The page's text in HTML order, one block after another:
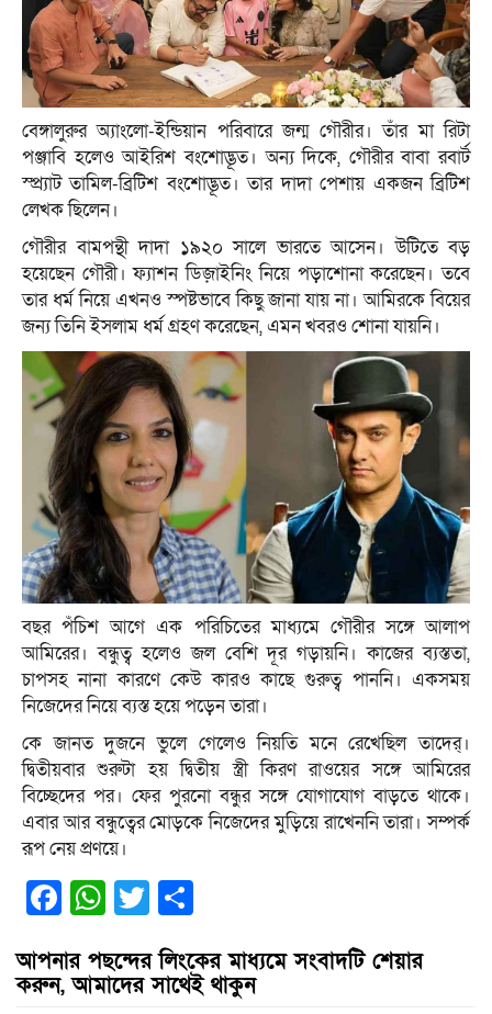
বেঙ্গালুরুর অ্যাংলো-ইন্ডিয়ান পরিবারে জন্ম গৌরীর। তাঁর মা রিটা
পঞ্জাবি হলেও আইরিশ বংশোদ্ভূত। অন্য দিকে, গৌরীর বাবা রবার্ট
স্প্র্যাট তামিল-ব্রিটিশ ব‌ংশোদ্ভূত। তার দাদা পেশায় একজন ব্রিটিশ
লেখক ছিলেন।
গৌরীর বামপন্থী দাদা ১৯২০ সালে ভারতে আসেন। উটিতে বড়
হয়েছেন গৌরী। ফ্যাশন ডিজ়াইনিং নিয়ে পড়াশোনা করেছেন। তবে
তার ধর্ম নিয়ে এখনও স্পষ্টভাবে কিছু জানা যায় না। আমিরকে বিয়ের
জন্য তিনি ইসলাম ধর্ম গ্রহণ করেছেন, এমন খবরও শোনা যায়নি।
বছর পঁচিশ আগে এক পরিচিতের মাধ্যমে গৌরীর সঙ্গে আলাপ
আমিরের। বন্ধুত্ব হলেও জল বেশি দূর গড়ায়নি। কাজের ব্যস্ততা,
চাপসহ নানা কারণে কেউ কারও কাছে গুরুত্ব পাননি। একসময়
নিজেদের নিয়ে ব্যস্ত হয়ে পড়েন তারা।
কে জানত দুজনে ভুলে গেলেও নিয়তি মনে রেখেছিল তাদের্।
দ্বিতীয়বার শুরুটা হয় দ্বিতীয় স্ত্রী কিরণ রাওয়ের সঙ্গে আমিরের
বিচ্ছেদের পর। ফের পুরনো বন্ধুর সঙ্গে যোগাযোগ বাড়তে থাকে।
এবার আর বন্ধুত্বের মোড়কে নিজেদের মুড়িয়ে রাখেননি তারা। সম্পর্ক
রূপ নেয় প্রণয়ে।
Facebook
WhatsApp
Twitter
আপনার পছন্দের লিংকের মাধ্যমে সংবাদটি শেয়ার
করুন, আমাদের সাথেই থাকুন